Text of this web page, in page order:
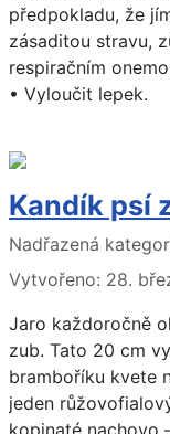
předpokladu, že
zásaditou stravu,
respiračním
• Vyloučit lepek.
Kandík psí
Základní údaje
Nadřazená
Vytvořeno: 28.
Jaro každoročně
zub. Tato 20 cm
bramboříku kvete
jeden
kopinaté nachovo